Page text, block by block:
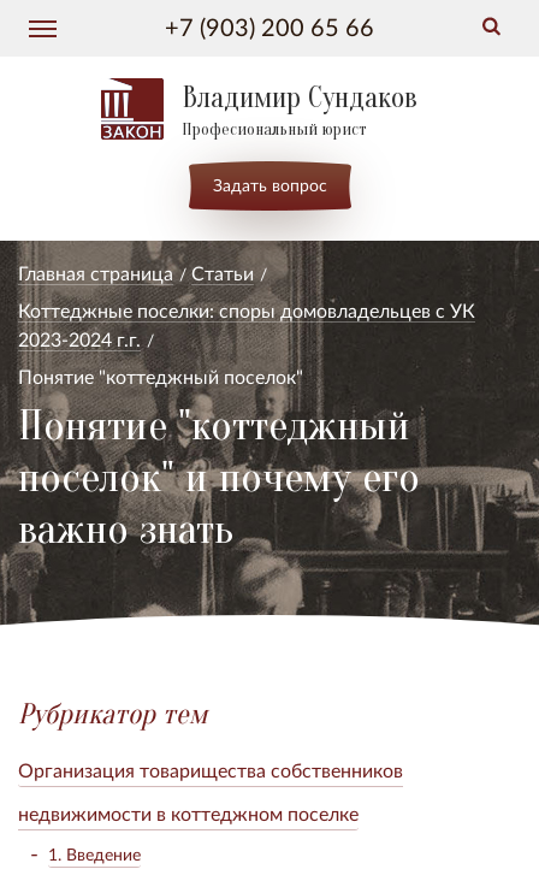
+7 (903) 200 65 66
Владимир Сундаков
Професиональный юрист
Задать вопрос
Главная страница
Статьи
Коттеджные поселки: споры домовладельцев с УК
2023-2024 г.г.
Понятие "коттеджный поселок"
Понятие "коттеджный
поселок" и почему его
важно знать
Рубрикатор тем
Организация товарищества собственников
недвижимости в коттеджном поселке
1. Введение